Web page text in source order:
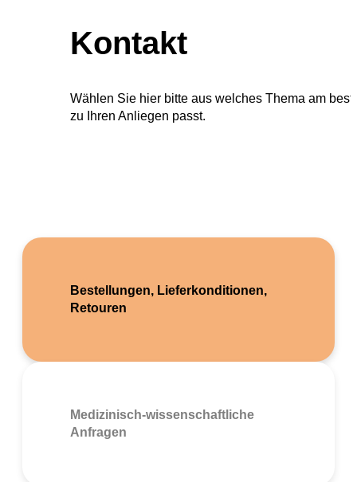
Kontakt
Wählen Sie hier bitte aus welches Thema am
zu Ihren Anliegen passt.
Bestellungen, Lieferkonditionen,
Retouren
Medizinisch-wissenschaftliche
Anfragen